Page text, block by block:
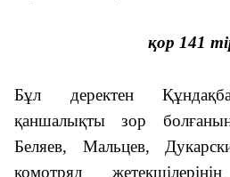
қор 141
Бұл деректен
қаншалықты зор
Беляев, Мальцев,
комотряд